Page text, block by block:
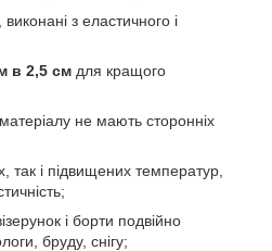
з еластичного і
в 2,5 см для кращого
не мають сторонніх
так і підвищених температур,
і борти подвійно
бруду, снігу;